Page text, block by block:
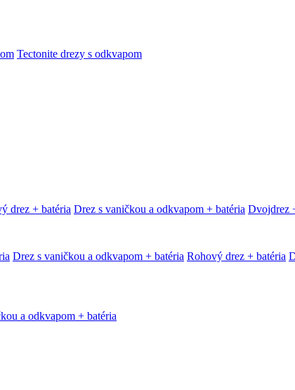
Tectonite drezy s odkvapom
drez + batéria Drez s vaničkou a odkvapom + batéria Dvojdrez
Drez s vaničkou a odkvapom + batéria Rohový drez + batéria
a odkvapom + batéria